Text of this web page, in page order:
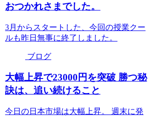
おつかれさまでした。
3月からスタートした、今回の授業クー
ルも昨日無事に終了しました。
ブログ
大幅上昇で23000円を突破 勝つ秘
訣は、追い続けること
今日の日本市場は大幅上昇。 週末に発